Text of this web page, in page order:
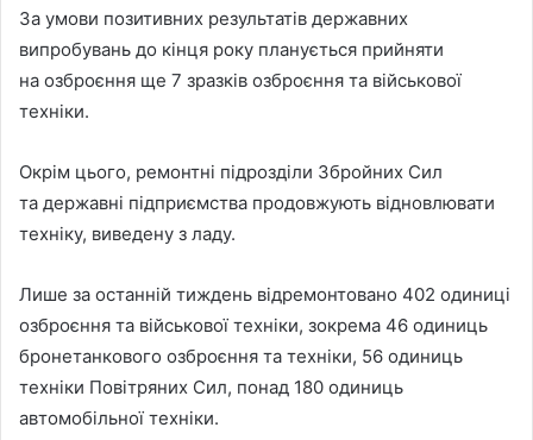
За умови позитивних результатів державних
випробувань до кінця року планується прийняти
на озброєння ще 7 зразків озброєння та військової
техніки.
Окрім цього, ремонтні підрозділи Збройних Сил
та державні підприємства продовжують відновлювати
техніку, виведену з ладу.
Лише за останній тиждень відремонтовано 402 одиниці
озброєння та військової техніки, зокрема 46 одиниць
бронетанкового озброєння та техніки, 56 одиниць
техніки Повітряних Сил, понад 180 одиниць
автомобільної техніки.